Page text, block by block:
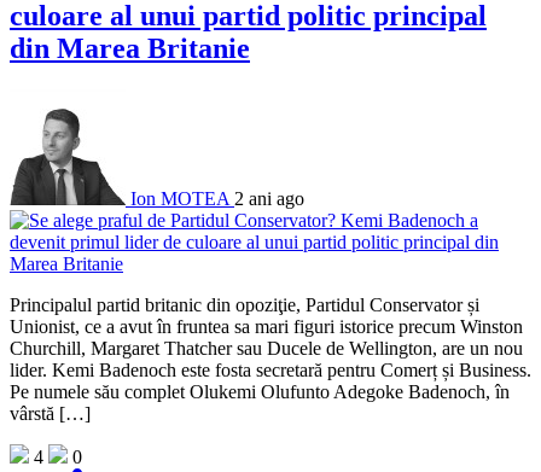
culoare al unui partid politic principal
din Marea Britanie
Ion MOTEA 2 ani ago
Principalul partid britanic din opoziţie, Partidul Conservator și
Unionist, ce a avut în fruntea sa mari figuri istorice precum Winston
Churchill, Margaret Thatcher sau Ducele de Wellington, are un nou
lider. Kemi Badenoch este fosta secretară pentru Comerț și Business.
Pe numele său complet Olukemi Olufunto Adegoke Badenoch, în
vârstă […]
4
0